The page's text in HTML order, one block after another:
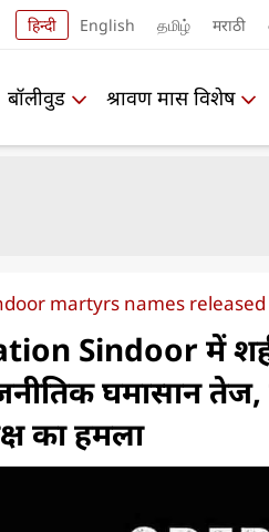
हिन्दी English தமிழ் मराठी
बॉलीवुड श्रावण मास विशेष
martyrs names
Sindoor में
घमासान तेज,
का हमला